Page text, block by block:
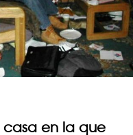
en la que